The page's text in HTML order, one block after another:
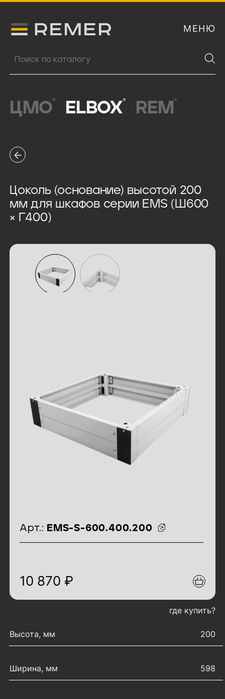
Логитип компании Remer МЕНЮ
Поиск продукции
ЦМО® ELBOX® REM ®
Цоколь (основание) высотой 200
мм для шкафов серии EMS (Ш600
× Г400)
идентификаторы товара
Арт.: EMS-S-600.400.200
10 870 ₽
где купить?
Высота, мм
200
Ширина, мм 598